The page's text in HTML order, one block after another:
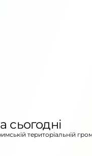
сьогодні
територіальній